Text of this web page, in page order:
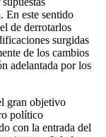
En este sentido
de derrotarlos
surgidas
de los cambios
adelantada por los
gran objetivo
político
con la entrada del